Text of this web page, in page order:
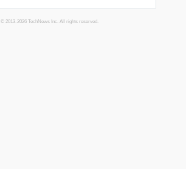
© 2013-2026 TechNews Inc. All rights reserved.